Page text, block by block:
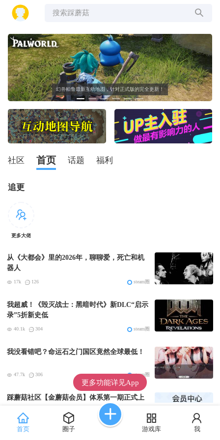
搜索踩蘑菇
幻兽帕鲁最新互动地图，针对正式版的完全更新！
社区 首页 话题 福利
追更
更多大佬
从《大都会》里的2026年，聊聊爱，死亡和机
器人
17k 126 steam圈
我超威！《毁灭战士：黑暗时代》新DLC“启示
录”5折新史低
40.1k 304 steam圈
我没看错吧？命运石之门国区竟然全球最低！
47.7k 306 steam圈
踩蘑菇社区【金蘑菇会员】体系第一期正式上
82.6k 社区站务
首页 圈子 游戏库 我
更多功能详见App